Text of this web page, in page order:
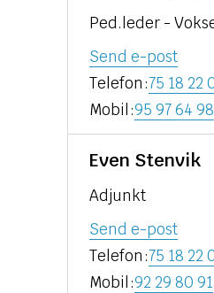
Ped.leder -
Send e-posttil
Telefon75 18 22
Mobil95 97 64 98
Even Stenvik
Adjunkt
Send e-posttil
Even
Telefon75 18 22
Mobil92 29 80 91